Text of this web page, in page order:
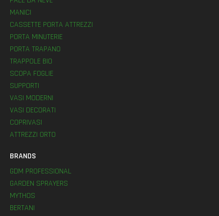
MANICI
CASSETTE PORTA ATTREZZI
PORTA MINUTERIE
PORTA TRAPANO
TRAPPOLE BIO
SCOPA FOGLIE
SUPPORTI
VASI MODERNI
VASI DECORATI
COPRIVASI
ATTREZZI ORTO
BRANDS
GDM PROFESSIONAL
GARDEN SPRAYERS
MYTHOS
BERTANI